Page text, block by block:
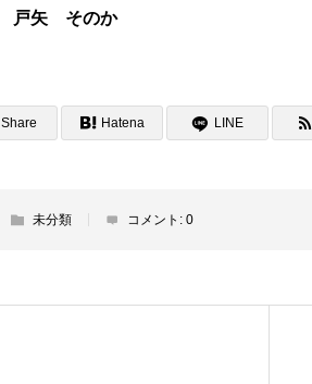
戸矢 そのか
Share Hatena LINE
未分類 コメント: 0